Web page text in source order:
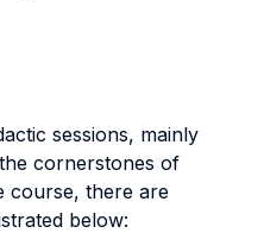
sessions, mainly
cornerstones of
course, there are
below: